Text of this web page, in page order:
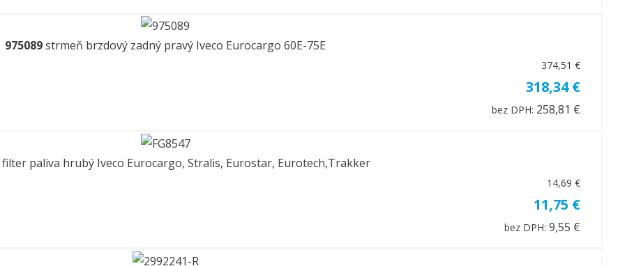
975089strmeň brzdový zadný pravý Iveco Eurocargo 60E-75E
374,51 €
318,34 €
bez DPH: 258,81 €
filter paliva hrubý Iveco Eurocargo, Stralis, Eurostar, Eurotech,Trakker
14,69 €
11,75 €
bez DPH: 9,55 €